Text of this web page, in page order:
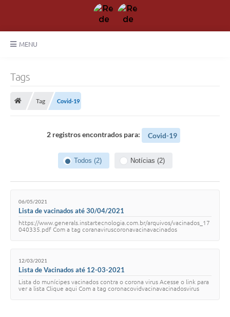
MENU
OUVIDORIA
SIC
Telefones Úteis
Transparência
Tags
Tag Covid-19
2 registros encontrados para: Covid-19
Todos (2) Notícias (2)
06/05/2021
Lista de vacinados até 30/04/2021
https://www.generals.instartecnologia.com.br/arquivos/vacinados_17
040335.pdf Com a tag coranaviruscoronavacinavacinados
12/03/2021
Lista de Vacinados até 12-03-2021
Lista do munícipes vacinados contra o corona virus Acesse o link para
ver a lista Clique aqui Com a tag coronacovidvacinavacinadosvirus